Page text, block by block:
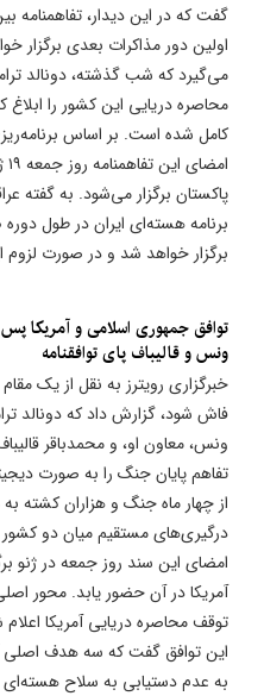
گفت که در این دیدار، تفاهمنامه
اولین دور مذاکرات بعدی برگزار
می‌گیرد که شب گذشته، دونالد
محاصره دریایی این کشور را ابلاغ
کامل شده است. بر اساس
پاکستان برگزار می‌شود. به گفته
برگزار خواهد شد و در صورت
توافق جمهوری اسلامی و آمریکا
ونس و قالیباف پای توافقنامه
خبرگزاری رویترز به نقل از یک
فاش شود، گزارش داد که دونالد
ونس، معاون او، و محمدباقر
تفاهم پایان جنگ را به صورت
از چهار ماه جنگ و هزاران کشته
درگیری‌های مستقیم میان دو
امضای این سند روز جمعه در ژنو
آمریکا در آن حضور یابد. محور
توقف محاصره دریایی آمریکا
این توافق گفت که سه هدف اصلی
به عدم دستیابی به سلاح هسته‌ای